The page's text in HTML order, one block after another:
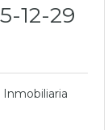
12-29
Inmobiliaria